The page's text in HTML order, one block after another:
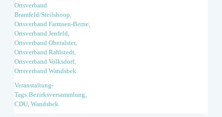
Ortsverband
Bramfeld/Steilshoop,
Ortsverband Farmsen-Berne,
Ortsverband Jenfeld,
Ortsverband Oberalster,
Ortsverband Rahlstedt,
Ortsverband Volksdorf,
Ortsverband Wandsbek
Veranstaltung-
Tags:Bezirksversammlung,
CDU, Wandsbek